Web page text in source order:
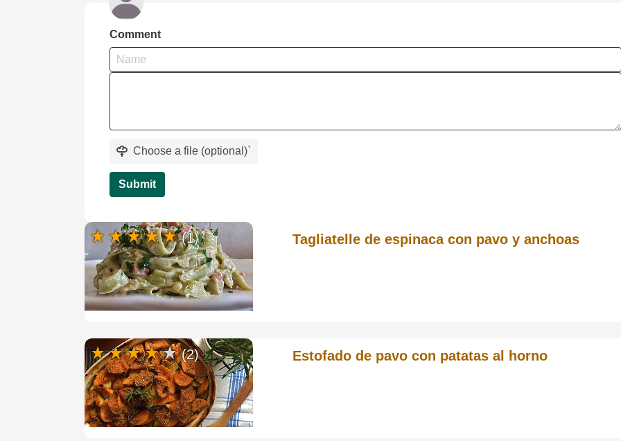
Comment
Choose a file (optional)`
Submit
Tagliatelle de espinaca con pavo y anchoas
(1)
Estofado de pavo con patatas al horno
(2)